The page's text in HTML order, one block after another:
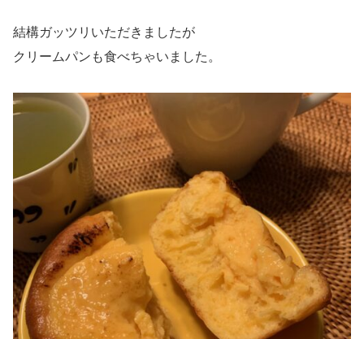
結構ガッツリいただきましたが
クリームパンも食べちゃいました。